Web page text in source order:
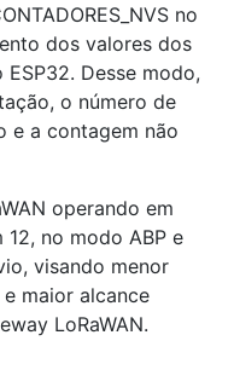
no
dos valores dos
Desse modo,
o número de
e a contagem não
operando em
no modo ABP e
visando menor
maior alcance
LoRaWAN.